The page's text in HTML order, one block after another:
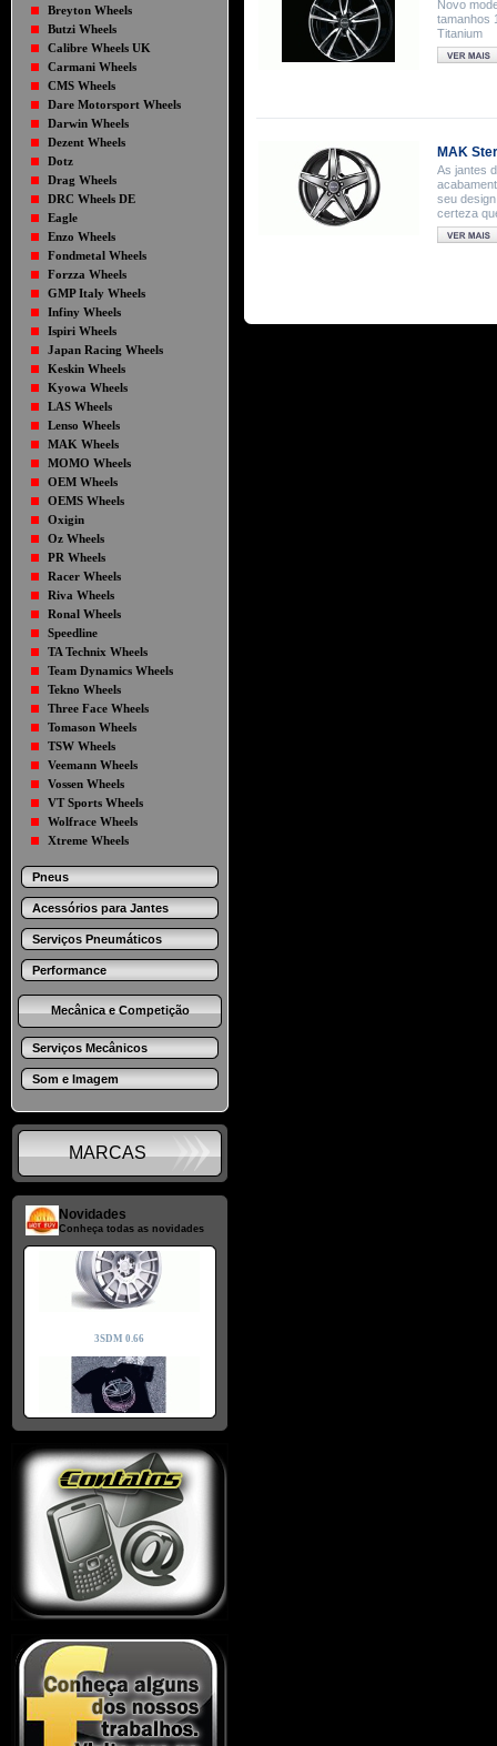
Breyton Wheels
Butzi Wheels
Calibre Wheels UK
Carmani Wheels
CMS Wheels
Dare Motorsport Wheels
Darwin Wheels
Dezent Wheels
Dotz
Drag Wheels
DRC Wheels DE
Eagle
Enzo Wheels
Fondmetal Wheels
Forzza Wheels
GMP Italy Wheels
Infiny Wheels
Ispiri Wheels
Japan Racing Wheels
Keskin Wheels
Kyowa Wheels
LAS Wheels
Lenso Wheels
MAK Wheels
MOMO Wheels
OEM Wheels
OEMS Wheels
Oxigin
Oz Wheels
PR Wheels
Racer Wheels
Riva Wheels
Ronal Wheels
Speedline
TA Technix Wheels
Team Dynamics Wheels
Tekno Wheels
Three Face Wheels
Tomason Wheels
TSW Wheels
Veemann Wheels
Vossen Wheels
VT Sports Wheels
Wolfrace Wheels
Xtreme Wheels
Pneus
Acessórios para Jantes
Serviços Pneumáticos
Performance
Mecânica e Competição
Serviços Mecânicos
Som e Imagem
MARCAS
Novidades
Conheça todas as novidades
Novo
tamanhos
Titanium
MAK
As jantes
seu
certeza